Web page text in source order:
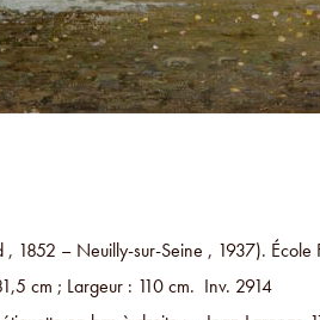
1852 – Neuilly-sur-Seine , 1937). École
cm ; Largeur : 110 cm. Inv. 2914